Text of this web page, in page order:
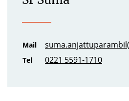
Mail
Tel 0221 5591-1710